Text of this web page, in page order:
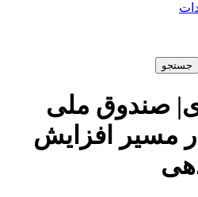
جستجو
صندوق ملی
مسیر افزایش